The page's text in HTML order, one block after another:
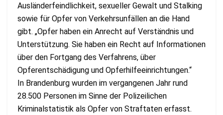
Ausländerfeindlichkeit, sexueller Gewalt und Stalking
sowie für Opfer von Verkehrsunfällen an die Hand
gibt. „Opfer haben ein Anrecht auf Verständnis und
Unterstützung. Sie haben ein Recht auf Informationen
über den Fortgang des Verfahrens, über
Opferentschädigung und Opferhilfeeinrichtungen.“
In Brandenburg wurden im vergangenen Jahr rund
28.500 Personen im Sinne der Polizeilichen
Kriminalstatistik als Opfer von Straftaten erfasst.